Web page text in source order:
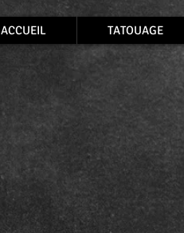
ACCUEIL TATOUAGE